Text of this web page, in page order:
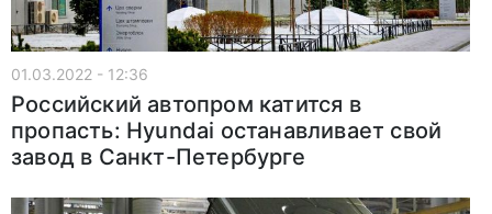
01.03.2022 - 12:36
Российский автопром катится в
пропасть: Hyundai останавливает свой
завод в Санкт-Петербурге